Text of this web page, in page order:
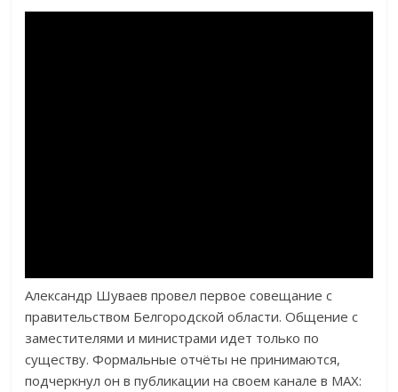
Александр Шуваев провел первое совещание с
правительством Белгородской области. Общение с
заместителями и министрами идет только по
существу. Формальные отчёты не принимаются,
подчеркнул он в публикации на своем канале в МАХ: